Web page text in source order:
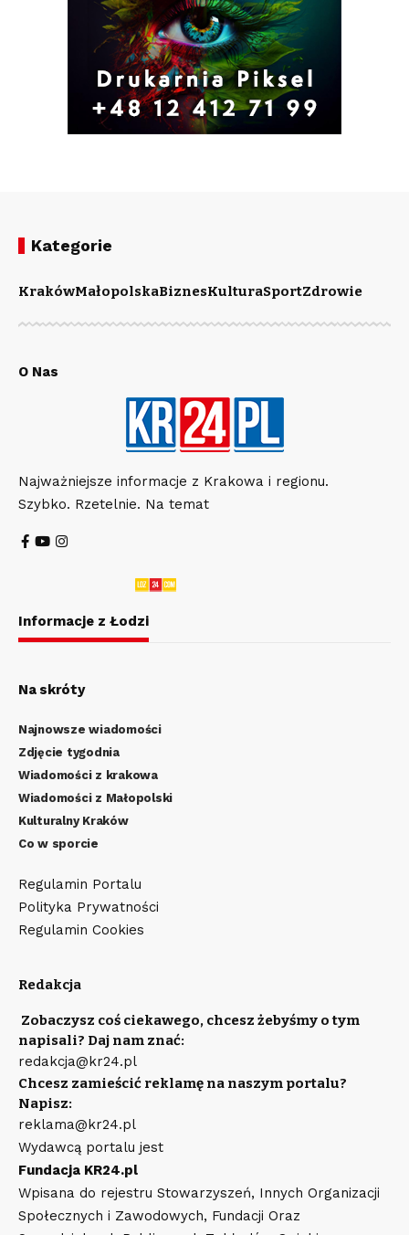
Kategorie
KrakówMałopolskaBiznesKulturaSportZdrowie
O Nas
Najważniejsze informacje z Krakowa i regionu.
Szybko. Rzetelnie. Na temat
Informacje z Łodzi
Na skróty
Najnowsze wiadomości
Zdjęcie tygodnia
Wiadomości z krakowa
Wiadomości z Małopolski
Kulturalny Kraków
Co w sporcie
Regulamin Portalu
Polityka Prywatności
Regulamin Cookies
Redakcja
Zobaczysz coś ciekawego, chcesz żebyśmy o tym
napisali? Daj nam znać:
redakcja@kr24.pl
Chcesz zamieścić reklamę na naszym portalu?
Napisz:
reklama@kr24.pl
Wydawcą portalu jest
Fundacja KR24.pl
Wpisana do rejestru Stowarzyszeń, Innych Organizacji
Społecznych i Zawodowych, Fundacji Oraz